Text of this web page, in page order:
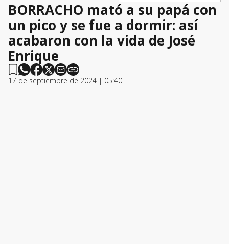
BORRACHO mató a su papá con
un pico y se fue a dormir: así
acabaron con la vida de José
Enrique
17 de septiembre de 2024 | 05:40